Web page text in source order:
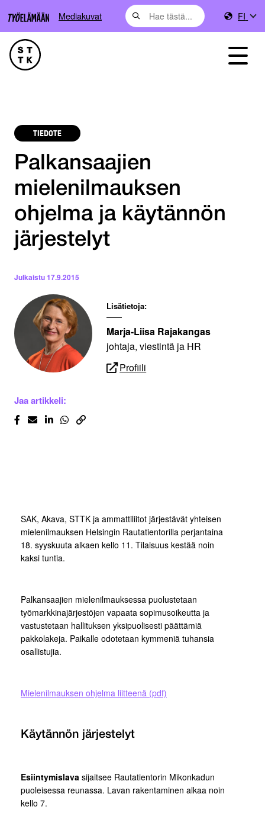
Mediakuvat FI
TIEDOTE
Palkansaajien
mielenilmauksen
ohjelma ja käytännön
järjestelyt
Julkaistu17.9.2015
Lisätietoja:
Marja-Liisa Rajakangas
johtaja, viestintä ja HR
Profiili
Jaa artikkeli:
SAK, Akava, STTK ja ammattiliitot järjestävät yhteisen
mielenilmauksen Helsingin Rautatientorilla perjantaina
18. syyskuuta alkaen kello 11. Tilaisuus kestää noin
kaksi tuntia.
Palkansaajien mielenilmauksessa puolustetaan
työmarkkinajärjestöjen vapaata sopimusoikeutta ja
vastustetaan hallituksen yksipuolisesti päättämiä
pakkolakeja. Paikalle odotetaan kymmeniä tuhansia
osallistujia.
Mielenilmauksen ohjelma liitteenä (pdf)
Käytännön järjestelyt
Esiintymislava sijaitsee Rautatientorin Mikonkadun
puoleisessa reunassa. Lavan rakentaminen alkaa noin
kello 7.